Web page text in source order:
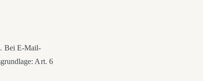
Bei E-Mail-
Art. 6